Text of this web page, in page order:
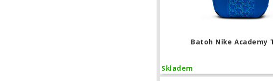
Batoh Nike Academy
Skladem